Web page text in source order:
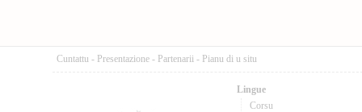
Cuntattu - Presentazione - Partenarii - Pianu di u situ
Lingue
Corsu